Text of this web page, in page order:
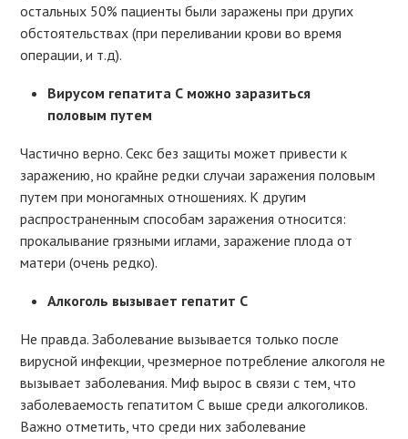
остальных 50% пациенты были заражены при других
обстоятельствах (при переливании крови во время
операции, и т.д).
Вирусом гепатита С можно заразиться
половым путем
Частично верно. Секс без защиты может привести к
заражению, но крайне редки случаи заражения половым
путем при моногамных отношениях. К другим
распространенным способам заражения относится:
прокалывание грязными иглами, заражение плода от
матери (очень редко).
Алкоголь вызывает гепатит C
Не правда. Заболевание вызывается только после
вирусной инфекции, чрезмерное потребление алкоголя не
вызывает заболевания. Миф вырос в связи с тем, что
заболеваемость гепатитом С выше среди алкоголиков.
Важно отметить, что среди них заболевание